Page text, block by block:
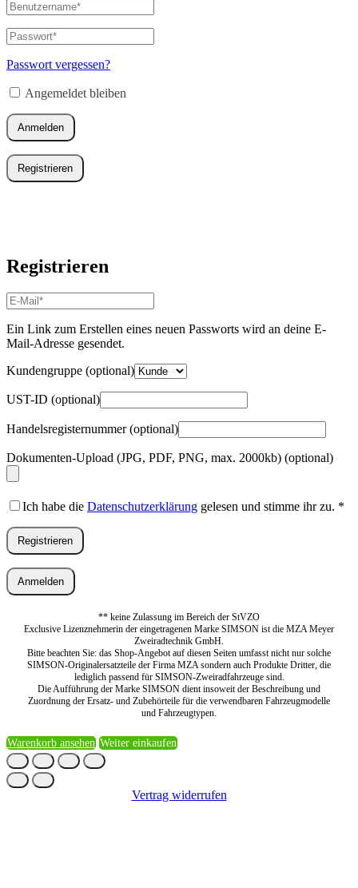
Benutzername
oder
E-
Mail-
Adresse*
Passwort*
Erforderlich
Passwort vergessen?
Angemeldet bleiben
Anmelden
Registrieren
Registrieren
E-
Mail-
Adresse*
Erforderlich
Ein Link zum Erstellen eines neuen Passworts wird an deine E-
Mail-Adresse gesendet.
Kundengruppe (optional)
UST-ID (optional)
Handelsregisternummer(optional)
Dokumenten-Upload (JPG, PDF, PNG, max. 2000kb) (optional)
Ich habe die Datenschutzerklärung gelesen und stimme ihr zu. *
Registrieren
Anmelden
** keine Zulassung im Bereich der StVZO
Exclusive Lizenznehmerin der eingetragenen Marke SIMSON ist die MZA Meyer
Zweiradtechnik GmbH.
Bitte beachten Sie: das Shop-Angebot auf diesen Seiten umfasst nicht nur solche
SIMSON-Originalersatzteile der Firma MZA sondern auch Produkte Dritter, die
lediglich passend für SIMSON-Zweiradfahrzeuge sind.
Die Aufführung der Marke SIMSON dient insoweit der Beschreibung und
Zuordnung der Ersatz- und Zubehörteile für die verwendbaren Fahrzeugmodelle
und Fahrzeugtypen.
Warenkorb ansehen Weiter einkaufen
Vertrag widerrufen